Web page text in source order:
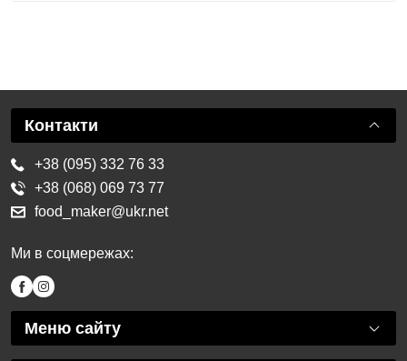
Меню сайту
Контакти
+38 (095) 332 76 33
+38 (068) 069 73 77
food_maker@ukr.net
Ми в соцмережах: